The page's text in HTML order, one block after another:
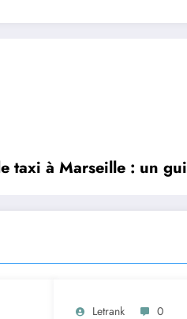
taxi à Marseille : un
Letrank 0